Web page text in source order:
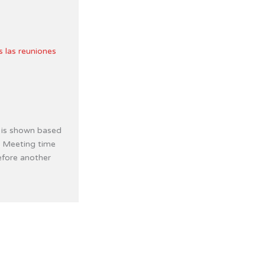
las reuniones
shown based
Meeting time
another